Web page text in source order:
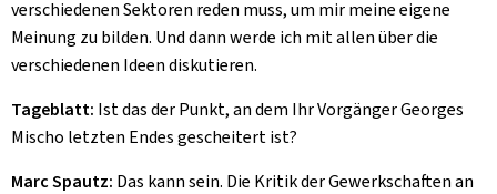
verschiedenen Sektoren reden muss, um mir meine eigene
Meinung zu bilden. Und dann werde ich mit allen über die
verschiedenen Ideen diskutieren.
Tageblatt: Ist das der Punkt, an dem Ihr Vorgänger Georges
Mischo letzten Endes gescheitert ist?
Marc Spautz: Das kann sein. Die Kritik der Gewerkschaften an